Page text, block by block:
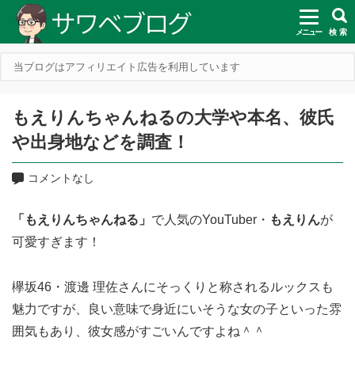
メニュー 検 索
当ブログはアフィリエイト広告を利用しています
もえりんちゃんねるの大学や本名、彼氏
や出身地などを調査！
コメントなし
「もえりんちゃんねる」 で人気のYouTuber・ もえりんが
可愛すぎます！
欅坂46・渡邊 理佐さんにそっくりと称されるルックスも
魅力ですが、良い意味で身近にいそうな女の子といった雰
囲気もあり、彼女感がすごいんですよね＾＾